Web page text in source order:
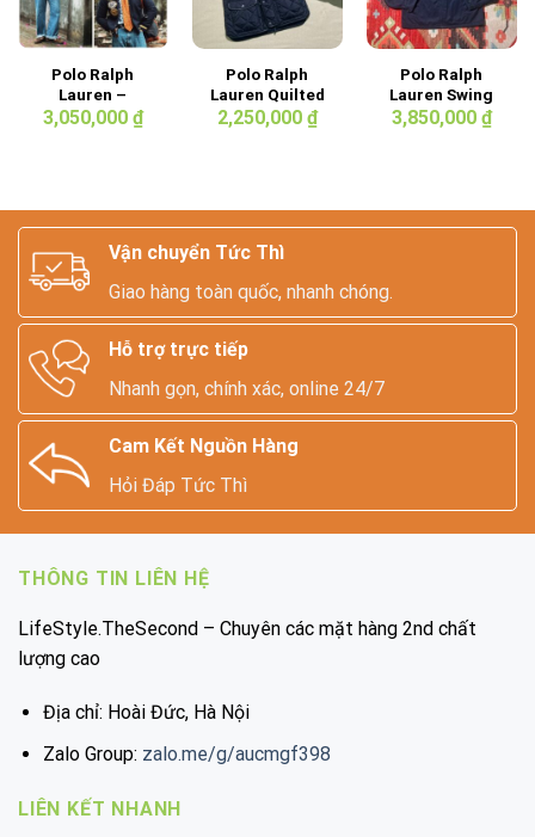
Polo Ralph
Lauren –
Varsity Jacket
3,050,000 ₫
Polo Ralph
Lauren Quilted
Black Vest
2,250,000 ₫
Polo Ralph
Lauren Swing
Top Jacket
3,850,000 ₫
Vận chuyển Tức Thì
Giao hàng toàn quốc, nhanh chóng.
Hỗ trợ trực tiếp
Nhanh gọn, chính xác, online 24/7
Cam Kết Nguồn Hàng
Hỏi Đáp Tức Thì
THÔNG TIN LIÊN HỆ
LifeStyle.TheSecond – Chuyên các mặt hàng 2nd chất
lượng cao
Địa chỉ: Hoài Đức, Hà Nội
Zalo Group: zalo.me/g/aucmgf398
LIÊN KẾT NHANH